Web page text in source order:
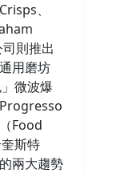
、
則推出
用磨坊
微波爆
Food
斯特
兩大趨勢